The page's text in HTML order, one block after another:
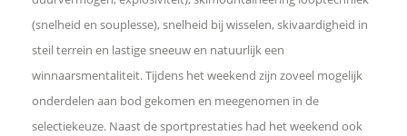
D
e
(snelheid en souplesse), snelheid bij wisselen, skivaardigheid in
steil terrein en lastige sneeuw en natuurlijk een
winnaarsmentaliteit. Tijdens het weekend zijn zoveel mogelijk
onderdelen aan bod gekomen en meegenomen in de
selectiekeuze. Naast de sportprestaties had het weekend ook